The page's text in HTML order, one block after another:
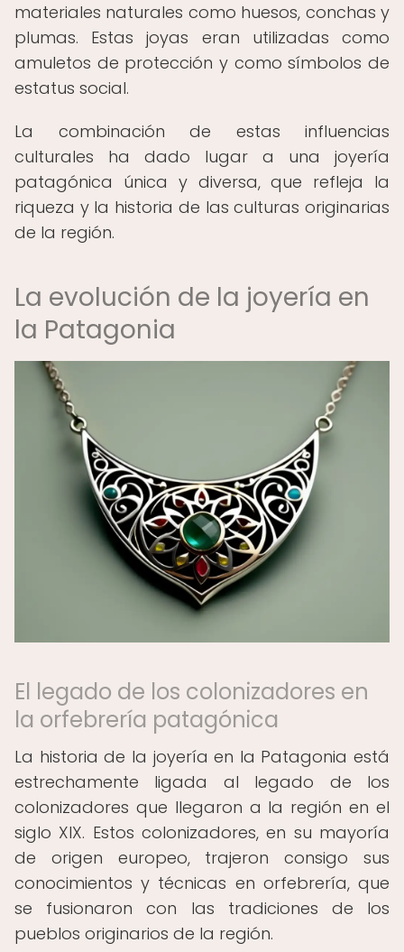
materiales naturales como huesos, conchas y
plumas. Estas joyas eran utilizadas como
amuletos de protección y como símbolos de
estatus social.
La combinación de estas influencias
culturales ha dado lugar a una joyería
patagónica única y diversa, que refleja la
riqueza y la historia de las culturas originarias
de la región.
La evolución de la joyería en
la Patagonia
El legado de los colonizadores en
la orfebrería patagónica
La historia de la joyería en la Patagonia está
estrechamente ligada al legado de los
colonizadores que llegaron a la región en el
siglo XIX. Estos colonizadores, en su mayoría
de origen europeo, trajeron consigo sus
conocimientos y técnicas en orfebrería, que
se fusionaron con las tradiciones de los
pueblos originarios de la región.